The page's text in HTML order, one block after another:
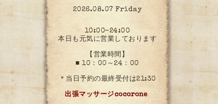
2026.08.07 Friday
10:00~24:00
本日も元気に営業しております
【営業時間】
■ 10：00～24：00
＊当日予約の最終受付は21:30
出張マッサージcocorone